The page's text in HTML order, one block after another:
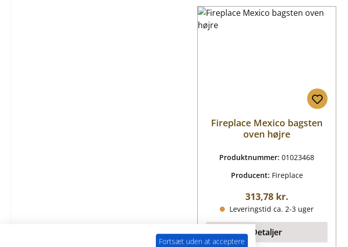
Fireplace Mexico bagsten
oven højre
Produktnummer:01023468
Producent: Fireplace
Almindelig pris:
313,78 kr.
Leveringstid ca. 2-3 uger
Detaljer
Fortsæt uden at acceptere